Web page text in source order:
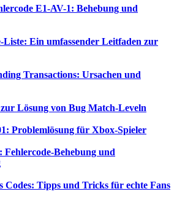
E1-AV-1: Behebung und
Liste: Ein umfassender Leitfaden zur
Transactions: Ursachen und
Lösung von Bug Match-Leveln
Problemlösung für Xbox-Spieler
Fehlercode-Behebung und
Codes: Tipps und Tricks für echte Fans